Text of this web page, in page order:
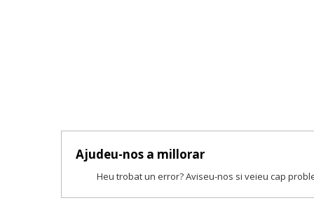
Ajudeu-nos a millorar
Heu trobat un error? Aviseu-nos si veieu cap